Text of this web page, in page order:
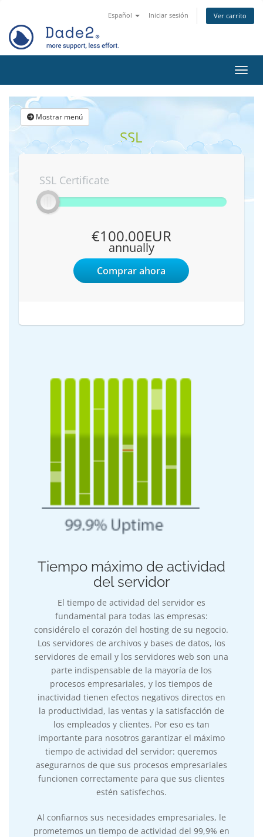
Español Iniciar sesión Ver carrito
Mostrar menú
SSL
SSL Certificate
€100.00EUR
annually
Comprar ahora
Tiempo máximo de actividad
del servidor
El tiempo de actividad del servidor es
fundamental para todas las empresas:
considérelo el corazón del hosting de su negocio.
Los servidores de archivos y bases de datos, los
servidores de email y los servidores web son una
parte indispensable de la mayoría de los
procesos empresariales, y los tiempos de
inactividad tienen efectos negativos directos en
la productividad, las ventas y la satisfacción de
los empleados y clientes. Por eso es tan
importante para nosotros garantizar el máximo
tiempo de actividad del servidor: queremos
asegurarnos de que sus procesos empresariales
funcionen correctamente para que sus clientes
estén satisfechos.
Al confiarnos sus necesidades empresariales, le
prometemos un tiempo de actividad del 99,9% en